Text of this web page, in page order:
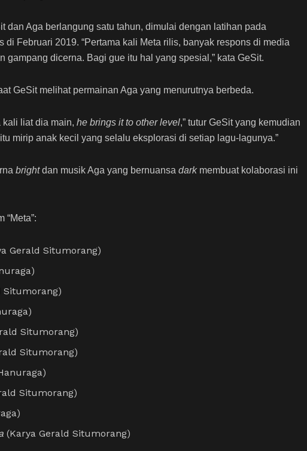
dan Aga berlangung satu tahun, dimulai dengan latihan pada
di Februari 2019. “Pertama kali Meta rilis, banyak respons di media
gampang dicerna. Bagi gue itu hal yang spesial,” kata GeSit.
GeSit melihat permainan Aga yang menurutnya berbeda.
kali liat dia main, he brings it to other level,” tutur GeSit yang kemudian
mirip anak kecil yang selalu eksplorasi di setiap lagu-lagunya.”
brightdan musik Aga yang bernuansa dark membuat kolaborasi ini
“Meta”:
Gerald Situmorang)
Situmorang)
Situmorang)
Situmorang)
Situmorang)
(Karya Gerald Situmorang)